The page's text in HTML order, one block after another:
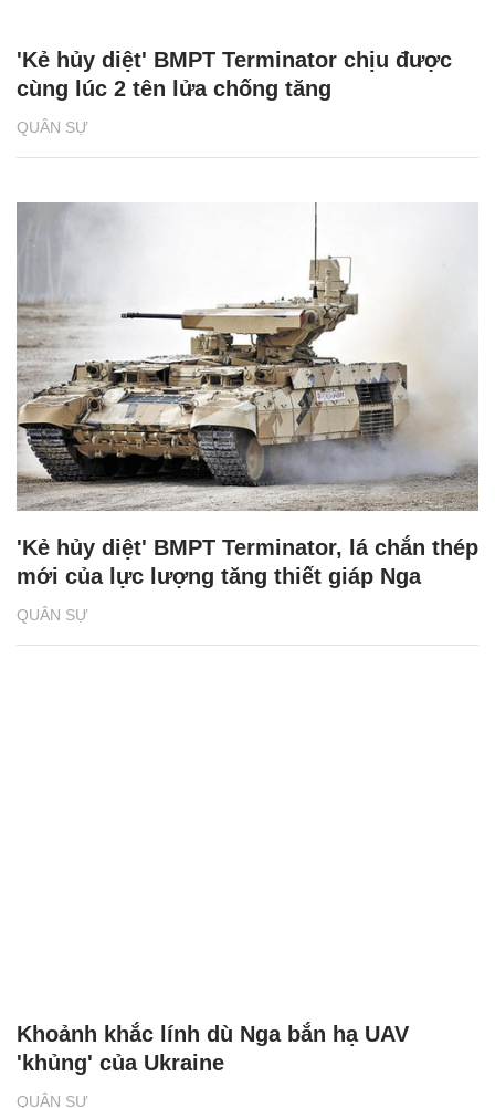
QUÂN SỰ
'Kẻ hủy diệt' BMPT Terminator chịu được
cùng lúc 2 tên lửa chống tăng
QUÂN SỰ
'Kẻ hủy diệt' BMPT Terminator, lá chắn thép
mới của lực lượng tăng thiết giáp Nga
QUÂN SỰ
Khoảnh khắc lính dù Nga bắn hạ UAV
'khủng' của Ukraine